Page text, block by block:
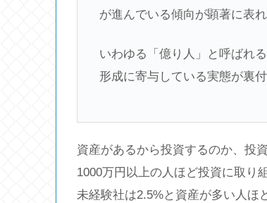
が進んでいる傾向が顕著に表
いわゆる「億り人」と呼ばれ
形成に寄与している実態が裏付
資産があるから投資するのか、投
1000万円以上の人ほど投資に取り
未経験社は2.5%と資産が多い人ほ